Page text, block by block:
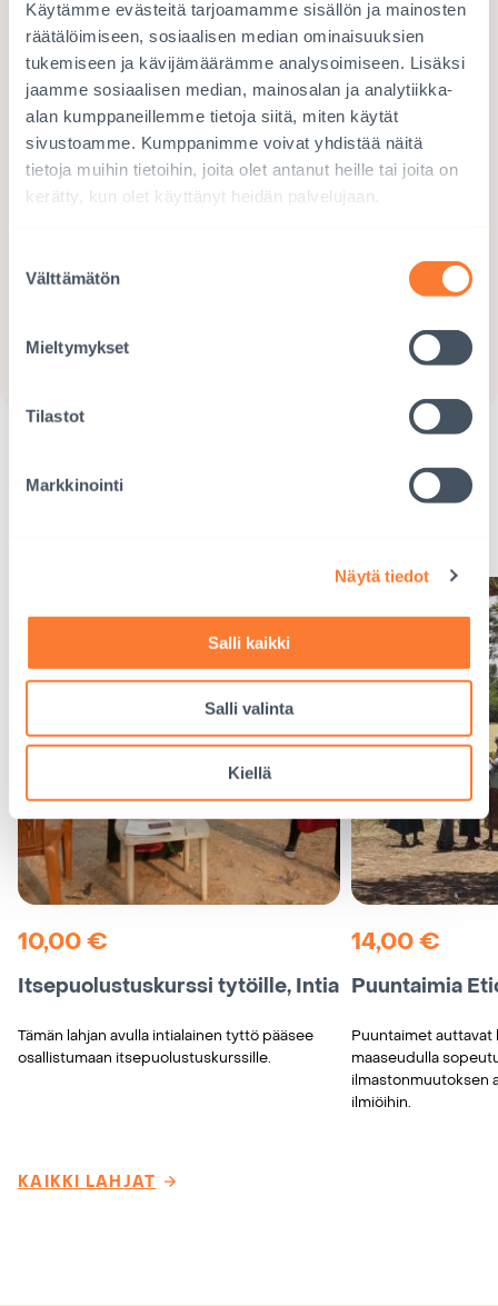
Käytämme evästeitä tarjoamamme sisällön ja mainosten
räätälöimiseen, sosiaalisen median ominaisuuksien
tukemiseen ja kävijämäärämme analysoimiseen. Lisäksi
jaamme sosiaalisen median, mainosalan ja analytiikka-
alan kumppaneillemme tietoja siitä, miten käytät
sivustoamme. Kumppanimme voivat yhdistää näitä
tietoja muihin tietoihin, joita olet antanut heille tai joita on
kerätty, kun olet käyttänyt heidän palvelujaan.
valinta
Välttämätön
Mieltymykset
Tilastot
Markkinointi
Näytä tiedot
Salli kaikki
Salli valinta
Kiellä
Tule kummiksi
Kummina muutat kummilapsen elämän ja
mahdollistat koulunkäynnin, turvallisen
lapsuuden sekä perheelle riittävän
toimeentulon. Tukesi hyödyttää koko yhteisöä
Eettiset lahjat
10,00€
Itsepuolustuskurssi tytöille, Intia
Tämän lahjan avulla intialainen tyttö pääsee
osallistumaan itsepuolustuskurssille.
14,00€
Puuntaimia
Puuntaimet auttavat
maaseudulla
ilmastonmuutoksen
ilmiöihin.
KAIKKI LAHJAT